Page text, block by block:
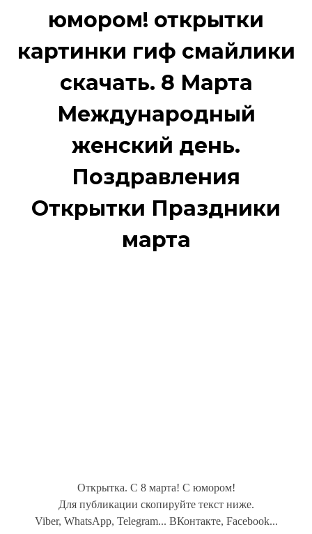
юмором! открытки
картинки гиф смайлики
скачать. 8 Марта
Международный
женский день.
Поздравления
Открытки Праздники
марта
Открытка. С 8 марта! С юмором!
Для публикации скопируйте текст ниже.
Viber, WhatsApp, Telegram... ВКонтакте, Facebook...